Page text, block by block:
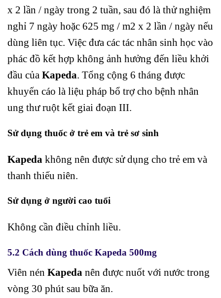
x 2 lần / ngày trong 2 tuần, sau đó là thử nghiệm
nghỉ 7 ngày hoặc 625 mg / m2 x 2 lần / ngày nếu
dùng liên tục. Việc đưa các tác nhân sinh học vào
phác đồ kết hợp không ảnh hưởng đến liều khởi
đầu của Kapeda. Tổng cộng 6 tháng được
khuyến cáo là liệu pháp bổ trợ cho bệnh nhân
ung thư ruột kết giai đoạn III.
Sử dụng thuốc ở trẻ em và trẻ sơ sinh
Kapeda không nên được sử dụng cho trẻ em và
thanh thiếu niên.
Sử dụng ở người cao tuổi
Không cần điều chỉnh liều.
5.2 Cách dùng thuốc Kapeda 500mg
Viên nén Kapeda nên được nuốt với nước trong
vòng 30 phút sau bữa ăn.